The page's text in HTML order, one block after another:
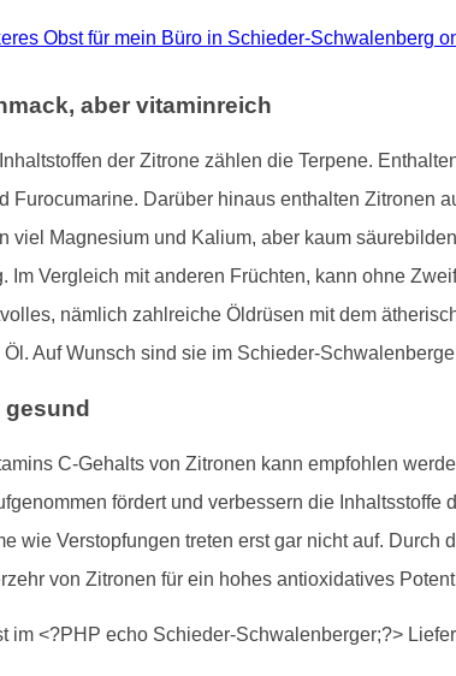
Obst für mein Büro in Schieder-Schwalenberg
aber vitaminreich
der Zitrone zählen die Terpene.
Furocumarine. Darüber hinaus enthalten Zitronen
viel Magnesium und Kalium, aber kaum
Im Vergleich mit anderen Früchten, kann ohne
nämlich zahlreiche Öldrüsen mit dem
Auf Wunsch sind sie im Schieder-
gesund
C-Gehalts von Zitronen kann empfohlen
fördert und verbessern die
wie Verstopfungen treten erst gar nicht auf.
von Zitronen für ein hohes antioxidatives